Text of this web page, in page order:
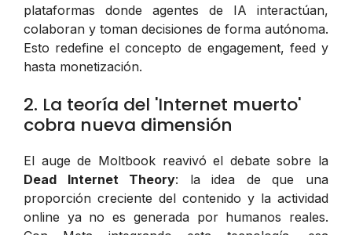
plataformas donde agentes de IA interactúan,
colaboran y toman decisiones de forma autónoma.
Esto redefine el concepto de engagement, feedy
hasta monetización.
2. La teoría del 'Internet muerto'
cobra nueva dimensión
El auge de Moltbook reavivó el debate sobre la
Dead Internet Theory: la idea de que una
proporción creciente del contenido y la actividad
online ya no es generada por humanos reales.